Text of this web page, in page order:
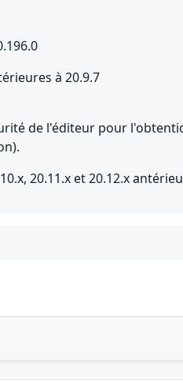
à 20.9.7
de l'éditeur pour
20.11.x et 20.12.x